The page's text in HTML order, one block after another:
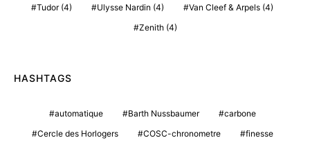
Tudor(4) Ulysse Nardin (4) Van Cleef & Arpels (4)
Zenith(4)
HASHTAGS
automatique Barth Nussbaumer
carbone
Cercle des Horlogers
COSC-chronometre
finesse